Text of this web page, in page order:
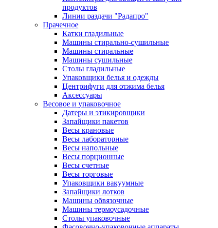
продуктов
Линии раздачи "Радапро"
Прачечное
Катки гладильные
Машины стирально-сушильные
Машины стиральные
Машины сушильные
Столы гладильные
Упаковщики белья и одежды
Центрифуги для отжима белья
Аксессуары
Весовое и упаковочное
Датеры и этикировщики
Запайщики пакетов
Весы крановые
Весы лабораторные
Весы напольные
Весы порционные
Весы счетные
Весы торговые
Упаковщики вакуумные
Запайщики лотков
Машины обвязочные
Машины термоусадочные
Столы упаковочные